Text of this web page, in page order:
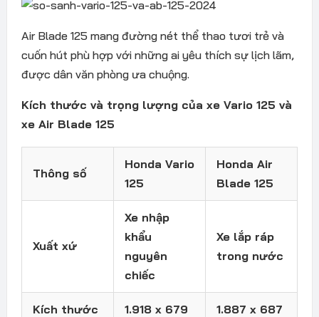
Air Blade 125 mang đường nét thể thao tươi trẻ và
cuốn hút phù hợp với những ai yêu thích sự lịch lãm,
được dân văn phòng ưa chuộng.
Kích thước và trọng lượng của xe Vario 125 và
xe Air Blade 125
Thông số
Honda Vario
125
Honda Air
Blade 125
Xuất xứ
Xe nhập
khẩu
nguyên
chiếc
Xe lắp ráp
trong nước
Kích thước
1.918 x 679
1.887 x 687